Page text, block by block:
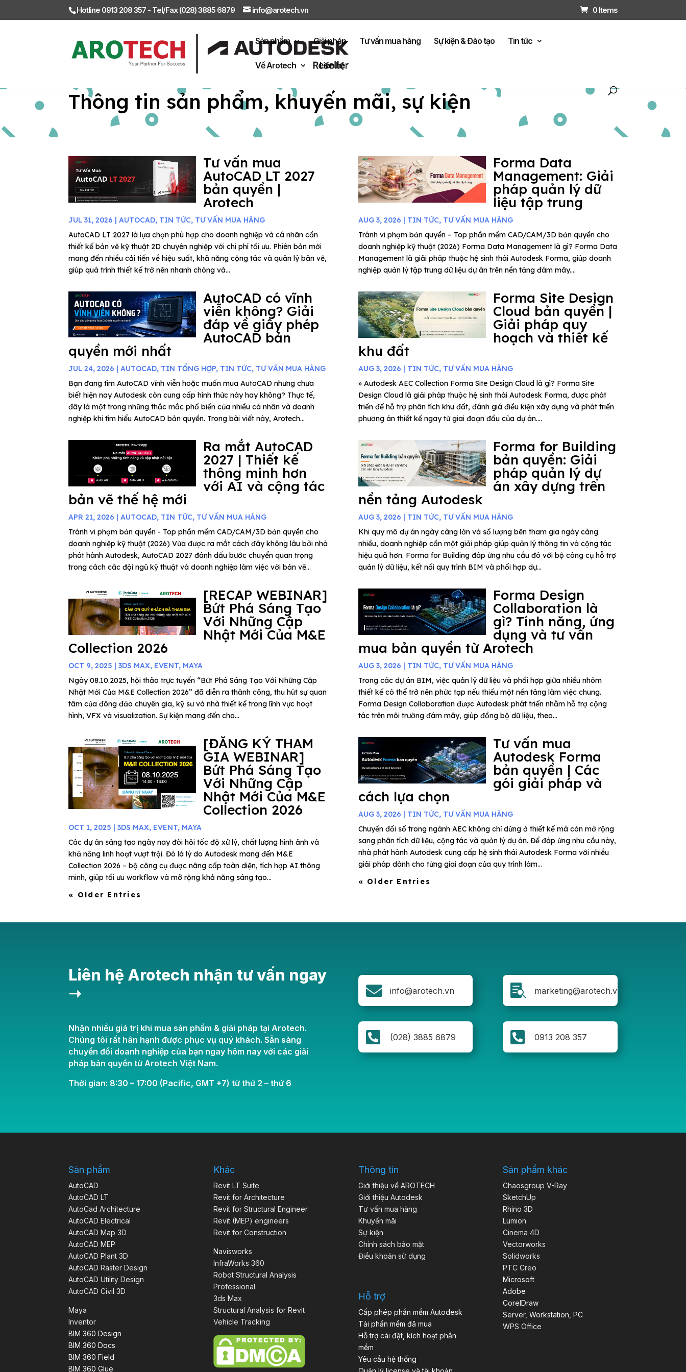
Hotline 0913 208 357 - Tel/Fax (028) 3885 6879 info@arotech.vn 0 Items
Sản phẩm Giải pháp Tư vấn mua hàng Sự kiện & Đào tạo Tin tức
Về Arotech Liên hệ
Thông tin sản phẩm, khuyến mãi, sự kiện
Tư vấn mua
AutoCAD LT 2027
bản quyền |
Arotech
JUL 31, 2026 |AUTOCAD, TIN TỨC, TƯ VẤN MUA HÀNG
AutoCAD LT 2027 là lựa chọn phù hợp cho doanh nghiệp và cá nhân cần
thiết kế bản vẽ kỹ thuật 2D chuyên nghiệp với chi phí tối ưu. Phiên bản mới
mang đến nhiều cải tiến về hiệu suất, khả năng cộng tác và quản lý bản vẽ,
giúp quá trình thiết kế trở nên nhanh chóng và...
AutoCAD có vĩnh
viễn không? Giải
đáp về giấy phép
AutoCAD bản
quyền mới nhất
JUL 24, 2026 |AUTOCAD, TIN TỔNG HỢP, TIN TỨC, TƯ VẤN MUA HÀNG
Bạn đang tìm AutoCAD vĩnh viễn hoặc muốn mua AutoCAD nhưng chưa
biết hiện nay Autodesk còn cung cấp hình thức này hay không? Thực tế,
đây là một trong những thắc mắc phổ biến của nhiều cá nhân và doanh
nghiệp khi tìm hiểu AutoCAD bản quyền. Trong bài viết này, Arotech...
Ra mắt AutoCAD
2027 | Thiết kế
thông minh hơn
với AI và cộng tác
bản vẽ thế hệ mới
APR 21, 2026 |AUTOCAD, TIN TỨC, TƯ VẤN MUA HÀNG
Tránh vi phạm bản quyền - Top phần mềm CAD/CAM/3D bản quyền cho
doanh nghiệp kỹ thuật (2026) Vừa được ra mắt cách đây không lâu bởi nhà
phát hành Autodesk, AutoCAD 2027 đánh dấu bước chuyển quan trọng
trong cách các đội ngũ kỹ thuật và doanh nghiệp làm việc với bản vẽ...
[RECAP WEBINAR]
Bứt Phá Sáng Tạo
Với Những Cập
Nhật Mới Của M&E
Collection 2026
OCT 9, 2025 |3DS MAX, EVENT, MAYA
Ngày 08.10.2025, hội thảo trực tuyến “Bứt Phá Sáng Tạo Với Những Cập
Nhật Mới Của M&E Collection 2026” đã diễn ra thành công, thu hút sự quan
tâm của đông đảo chuyên gia, kỹ sư và nhà thiết kế trong lĩnh vực hoạt
hình, VFX và visualization. Sự kiện mang đến cho...
[ĐĂNG KÝ THAM
GIA WEBINAR]
Bứt Phá Sáng Tạo
Với Những Cập
Nhật Mới Của M&E
Collection 2026
OCT 1, 2025 |3DS MAX, EVENT, MAYA
Các dự án sáng tạo ngày nay đòi hỏi tốc độ xử lý, chất lượng hình ảnh và
khả năng linh hoạt vượt trội. Đó là lý do Autodesk mang đến M&E
Collection 2026 – bộ công cụ được nâng cấp toàn diện, tích hợp AI thông
minh, giúp tối ưu workflow và mở rộng khả năng sáng tạo...
« Older Entries
Forma Data
Management: Giải
pháp quản lý dữ
liệu tập trung
AUG 3, 2026 | TIN TỨC, TƯ VẤN MUA HÀNG
Tránh vi phạm bản quyền – Top phần mềm CAD/CAM/3D bản quyền cho
doanh nghiệp kỹ thuật (2026) Forma Data Management là gì? Forma Data
Management là giải pháp thuộc hệ sinh thái Autodesk Forma, giúp doanh
nghiệp quản lý tập trung dữ liệu dự án trên nền tảng đám mây....
Forma Site Design
Cloud bản quyền |
Giải pháp quy
hoạch và thiết kế
khu đất
AUG 3, 2026 | TIN TỨC, TƯ VẤN MUA HÀNG
» Autodesk AEC Collection Forma Site Design Cloud là gì? Forma Site
Design Cloud là giải pháp thuộc hệ sinh thái Autodesk Forma, được phát
triển để hỗ trợ phân tích khu đất, đánh giá điều kiện xây dựng và phát triển
phương án thiết kế ngay từ giai đoạn đầu của dự án....
Forma for Building
bản quyền: Giải
pháp quản lý dự
án xây dựng trên
nền tảng Autodesk
AUG 3, 2026 | TIN TỨC, TƯ VẤN MUA HÀNG
Khi quy mô dự án ngày càng lớn và số lượng bên tham gia ngày càng
nhiều, doanh nghiệp cần một giải pháp giúp quản lý thông tin và cộng tác
hiệu quả hơn. Forma for Building đáp ứng nhu cầu đó với bộ công cụ hỗ trợ
quản lý dữ liệu, kết nối quy trình BIM và phối hợp dự...
Forma Design
Collaboration là
gì? Tính năng, ứng
dụng và tư vấn
mua bản quyền từ Arotech
AUG 3, 2026 | TIN TỨC, TƯ VẤN MUA HÀNG
Trong các dự án BIM, việc quản lý dữ liệu và phối hợp giữa nhiều nhóm
thiết kế có thể trở nên phức tạp nếu thiếu một nền tảng làm việc chung.
Forma Design Collaboration được Autodesk phát triển nhằm hỗ trợ cộng
tác trên môi trường đám mây, giúp đồng bộ dữ liệu, theo...
Tư vấn mua
Autodesk Forma
bản quyền | Các
gói giải pháp và
cách lựa chọn
AUG 3, 2026 | TIN TỨC, TƯ VẤN MUA HÀNG
Chuyển đổi số trong ngành AEC không chỉ dừng ở thiết kế mà còn mở rộng
sang phân tích dữ liệu, cộng tác và quản lý dự án. Để đáp ứng nhu cầu này,
nhà phát hành Autodesk cung cấp hệ sinh thái Autodesk Forma với nhiều
giải pháp dành cho từng giai đoạn của quy trình làm...
« Older Entries
Liên hệ Arotech nhận tư vấn ngay
➝
Nhận nhiều giá trị khi mua sản phẩm & giải pháp tại Arotech.
Chúng tôi rất hân hạnh được phục vụ quý khách. Sẵn sàng
chuyển đổi doanh nghiệp của bạn ngay hôm nay với các giải
pháp bản quyền từ Arotech Việt Nam.
Thời gian: 8:30 – 17:00 (Pacific, GMT +7) từ thứ 2 – thứ 6
 info@arotech.vn
 (028) 3885 6879
 marketing@arotech.vn
 0913 208 357
Sản phẩm
AutoCAD
AutoCAD LT
AutoCad Architecture
AutoCAD Electrical
AutoCAD Map 3D
AutoCAD MEP
AutoCAD Plant 3D
AutoCAD Raster Design
AutoCAD Utility Design
AutoCAD Civil 3D
Maya
Inventor
BIM 360 Design
BIM 360 Docs
BIM 360 Field
BIM 360 Glue
Khác
Revit LT Suite
Revit for Architecture
Revit for Structural Engineer
Revit (MEP) engineers
Revit for Construction
Navisworks
InfraWorks 360
Robot Structural Analysis
Professional
3ds Max
Structural Analysis for Revit
Vehicle Tracking
Thông tin
Giới thiệu về AROTECH
Giới thiệu Autodesk
Tư vấn mua hàng
Khuyến mãi
Sự kiện
Chính sách bảo mật
Điều khoản sử dụng
Hỗ trợ
Cấp phép phần mềm Autodesk
Tải phần mềm đã mua
Hỗ trợ cài đặt, kích hoạt phần
mềm
Yêu cầu hệ thống
Sản phẩm khác
Chaosgroup V-Ray
SketchUp
Rhino 3D
Lumion
Cinema 4D
Vectorworks
Solidworks
PTC Creo
Microsoft
Adobe
CorelDraw
Server, Workstation, PC
WPS Office